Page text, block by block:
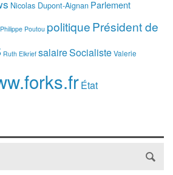
Nicolas Dupont-Aignan Parlement
Philippe Poutou politiquePrésident de
Ruth Elkrief salaireSocialisteValerie
État